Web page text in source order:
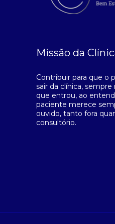
Missão da
Contribuir para que o
sair da clínica,
que entrou, ao
paciente merece
ouvido, tanto fora
consultório.